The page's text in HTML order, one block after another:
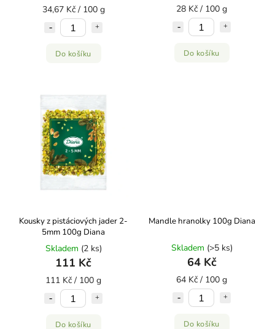
34,67 Kč / 100 g
Do košíku
28 Kč / 100 g
Do košíku
Kousky z pistáciových jader 2-
5mm 100g Diana
Skladem (2 ks)
111 Kč
111 Kč / 100 g
Do košíku
Mandle hranolky 100g Diana
Skladem (>5 ks)
64 Kč
64 Kč / 100 g
Do košíku